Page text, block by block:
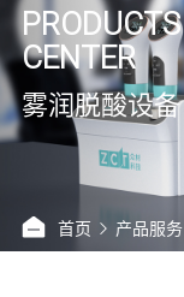
PRODUCTS
CENTER
雾润脱酸设备
首页 产品服务